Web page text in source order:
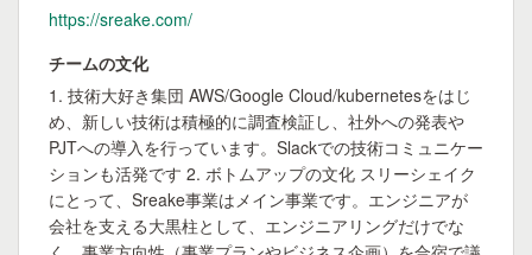
https://sreake.com/
チームの文化
1. 技術大好き集団 AWS/Google Cloud/kubernetesをはじ
め、新しい技術は積極的に調査検証し、社外への発表や
PJTへの導入を行っています。Slackでの技術コミュニケー
ションも活発です 2. ボトムアップの文化 スリーシェイク
にとって、Sreake事業はメイン事業です。エンジニアが
会社を支える大黒柱として、エンジニアリングだけでな